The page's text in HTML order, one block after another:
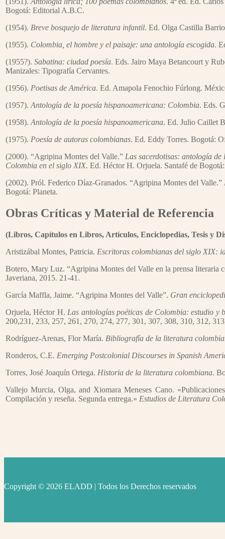
Bogotá: Editorial A.B.C.
(1954). Breve bosquejo de literatura infantil. Ed. Olga Castilla
(1955). Colombia, el hombre y el paisaje: una antología escogida.
(1955?). Sabatina: ciudad poesía. Eds. Jairo Maya Betancourt y
Manizales: Tipografía Cervantes.
(1956). Poetisas de América. Ed. Amapola Fenochio Fúrlong.
(1957). Antología de la poesía hispanoamericana: Colombia. Eds.
(1958). Antología de la poesía hispanoamericana. Ed. Julio Caillet
(1975). Poesía de autoras colombianas. Ed. Eddy Torres. Bogotá:
(2000). “Agripina Montes del Valle.” Las sacerdotisas: antología de
Colombia en el siglo XIX. Ed. Héctor H. Orjuela. Santafé de
(2002). Pról. Federico Díaz-Granados. “Agripina Montes del Valle.”
Bogotá: Planeta.
Obras Críticas y Material de Referencia
(Libros, Capítulos en Libros, Artículos, Enciclopedias, Tesis y
Aristizábal Montes, Patricia. Escritoras colombianas del siglo XIX:
Botero, Mary Luz. “Agripina Montes del Valle en la prensa
Javeriana, 2015. 21-41.
García Maffla, Jaime. “Agripina Montes del Valle”. Gran
Orjuela, Héctor H. Las antologías poéticas de Colombia: estudio y
200,231, 233, 257, 261, 270, 274, 277, 301, 307, 308, 310, 312,
Rodríguez-Arenas, Flor María. Bibliografía de la literatura
Ronderos, C.E. Emerging Postcolonial Discourses in Spanish
Torres, José Joaquín Ortega. Historia de la literatura colombiana.
Vallejo Murcia, Olga, and Xiomara Meneses Cano.
Compilación y reseña. Segunda entrega.» Estudios de Literatura
Copyright © 2026 ELADD | Todos los Derechos reservados